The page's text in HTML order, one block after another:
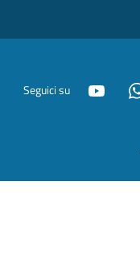
Seguici su